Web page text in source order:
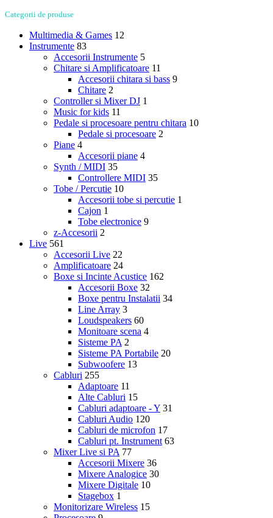
Categorii de produse
Multimedia & Games 12
Instrumente 83
Accesorii Instrumente 5
Chitare si Amplificatoare 11
Accesorii chitara si bass 9
Chitare 2
Controller si Mixer DJ 1
Music for kids 11
Pedale si procesoare pentru chitara 10
Pedale si procesoare 2
Piane 4
Accesorii piane 4
Synth / MIDI 35
Controllere MIDI 35
Tobe / Percutie 10
Accesorii tobe si percutie 1
Cajon 1
Tobe electronice 9
z-Accesorii 2
Live 561
Accesorii Live 22
Amplificatoare 24
Boxe si Incinte Acustice 162
Accesorii Boxe 32
Boxe pentru Instalatii 34
Line Array 3
Loudspeakers 60
Monitoare scena 4
Sisteme PA 2
Sisteme PA Portabile 20
Subwoofere 13
Cabluri 255
Adaptoare 11
Alte Cabluri 15
Cabluri adaptoare - Y 31
Cabluri Audio 120
Cabluri de microfon 17
Cabluri pt. Instrument 63
Mixer Live si PA 77
Accesorii Mixere 36
Mixere Analogice 30
Mixere Digitale 10
Stagebox 1
Monitorizare Wireless 15